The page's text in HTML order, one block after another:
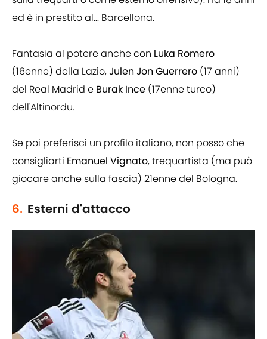
ed è in prestito al... Barcellona.
Fantasia al potere anche con Luka Romero
(16enne) della Lazio,Julen Jon Guerrero (17 anni)
del Real Madrid e Burak Ince (17enne turco)
dell'Altinordu.
Se poi preferisci un profilo italiano, non posso che
consigliarti Emanuel Vignato, trequartista (ma può
giocare anche sulla fascia) 21enne del Bologna.
6. Esterni d'attacco